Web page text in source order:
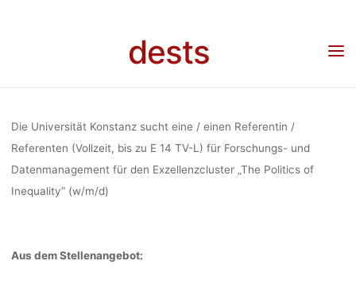
dests
FÜR
„THE
Stellenangebot: Referentin / Referent für Forschungs- und
Die Universität Konstanz sucht eine / einen Referentin /
Referenten (Vollzeit, bis zu E 14 TV-L) für Forschungs- und
Datenmanagement für den Exzellenzcluster „The Politics of
Inequality” (w/m/d)
Aus dem Stellenangebot: